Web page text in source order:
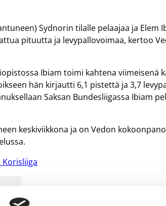
Sydnorin tilalle pelaajaa ja Elem
pituutta ja levypallovoimaa, kertoo
Ibiam toimi kahtena viimeisenä
hän kirjautti 6,1 pistettä ja 3,7
Saksan Bundesliigassa Ibiam
keskiviikkona ja on Vedon
Korisliiga